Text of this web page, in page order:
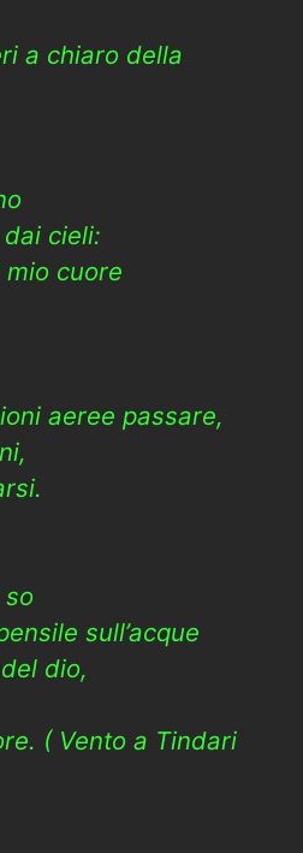
a chiaro della
cieli:
cuore
aeree passare,
sull’acque
dio,
( Vento a Tindari